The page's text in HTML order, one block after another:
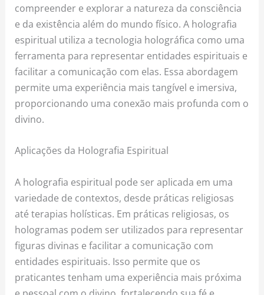
compreender e explorar a natureza da consciência
e da existência além do mundo físico. A holografia
espiritual utiliza a tecnologia holográfica como uma
ferramenta para representar entidades espirituais e
facilitar a comunicação com elas. Essa abordagem
permite uma experiência mais tangível e imersiva,
proporcionando uma conexão mais profunda com o
divino.
Aplicações da Holografia Espiritual
A holografia espiritual pode ser aplicada em uma
variedade de contextos, desde práticas religiosas
até terapias holísticas. Em práticas religiosas, os
hologramas podem ser utilizados para representar
figuras divinas e facilitar a comunicação com
entidades espirituais. Isso permite que os
praticantes tenham uma experiência mais próxima